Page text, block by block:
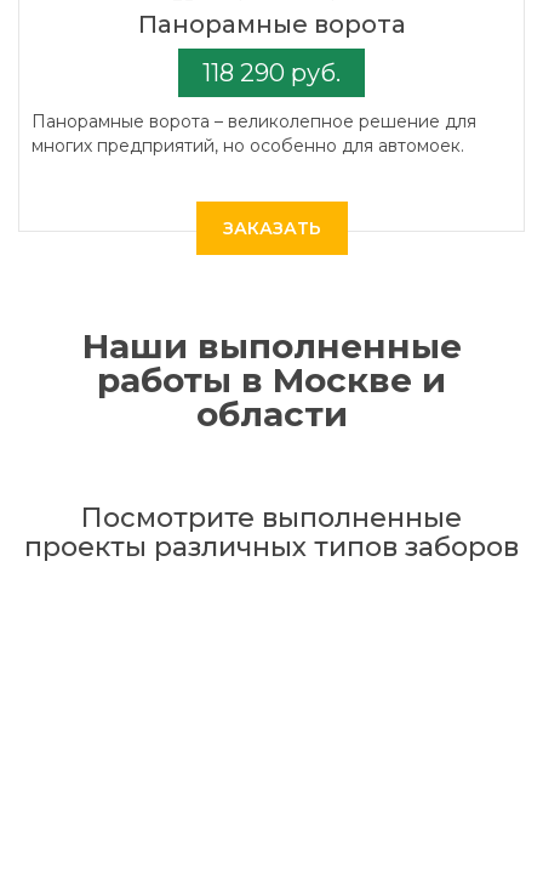
Панорамные ворота
118 290 руб.
Панорамные ворота – великолепное решение для
многих предприятий, но особенно для автомоек.
ЗАКАЗАТЬ
Наши выполненные
работы в Москве и
области
Посмотрите выполненные
проекты различных типов заборов